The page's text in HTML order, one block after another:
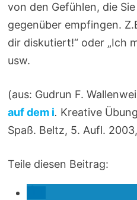
von den Gefühlen, die
gegenüber empfingen.
dir diskutiert!“ oder „Ich
usw.
(aus: Gudrun F.
auf dem i. Kreative
Spaß. Beltz, 5. Aufl.
Teile diesen Beitrag: